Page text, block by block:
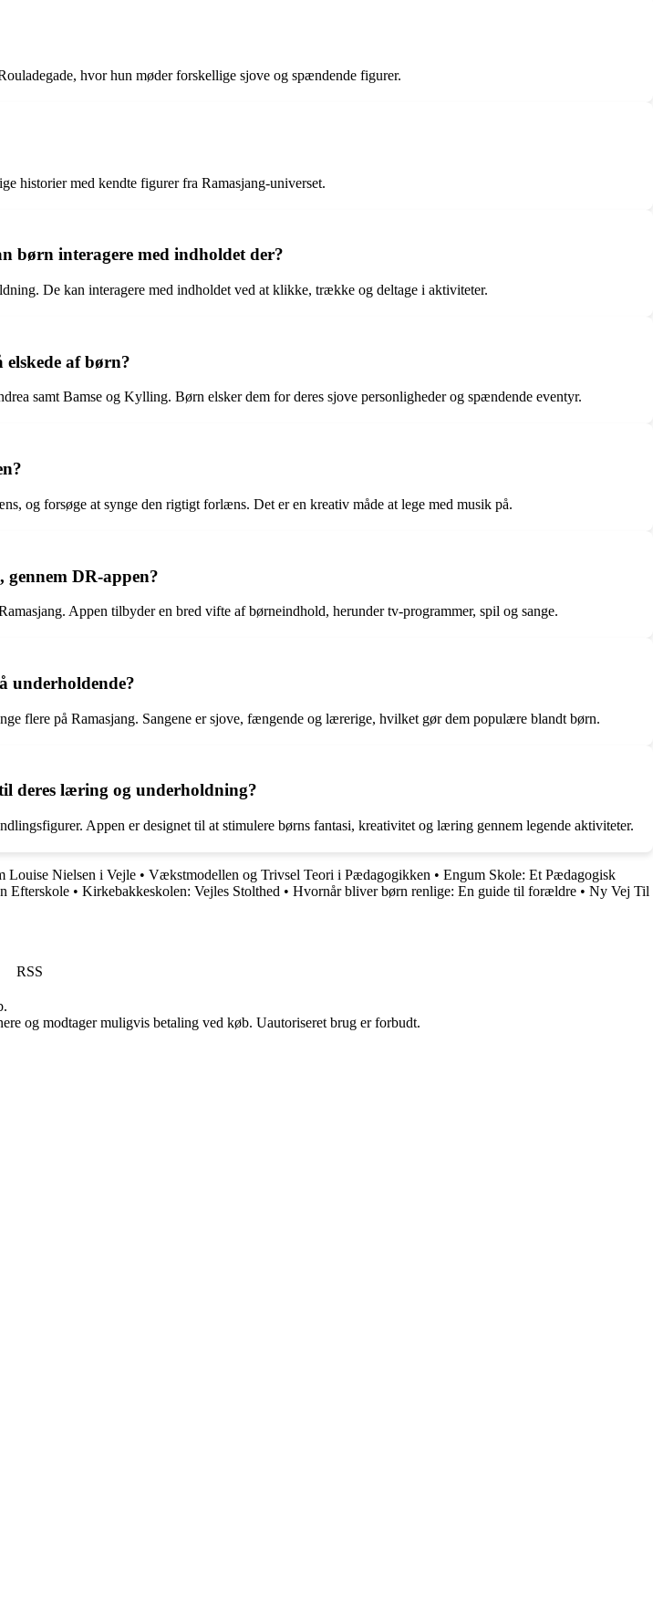
hvor hun møder forskellige sjove og spændende figurer.
historier med kendte figurer fra Ramasjang-universet.
børn interagere med indholdet der?
De kan interagere med indholdet ved at klikke, trække og deltage i aktiviteter.
af børn?
samt Bamse og Kylling. Børn elsker dem for deres sjove personligheder og spændende eventyr.
og forsøge at synge den rigtigt forlæns. Det er en kreativ måde at lege med musik på.
DR-appen?
Appen tilbyder en bred vifte af børneindhold, herunder tv-programmer, spil og sange.
underholdende?
flere på Ramasjang. Sangene er sjove, fængende og lærerige, hvilket gør dem populære blandt børn.
deres læring og underholdning?
Appen er designet til at stimulere børns fantasi, kreativitet og læring gennem legende aktiviteter.
Louise Nielsen i Vejle • Vækstmodellen og Trivsel Teori i Pædagogikken • Engum Skole: Et Pædagogisk
Efterskole • Kirkebakkeskolen: Vejles Stolthed • Hvornår bliver børn renlige: En guide til forældre • Ny Vej Til
RSS
og modtager muligvis betaling ved køb. Uautoriseret brug er forbudt.